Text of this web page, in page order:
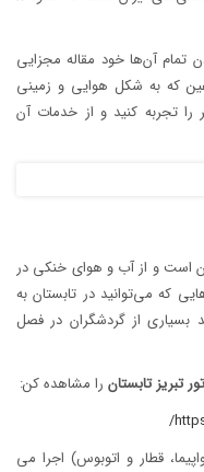
تمام آن‌ها خود مقاله مجزایی
که به شکل هوایی و زمینی
تجربه کنید و از خدمات آن
است و از آب و هوای خنکی در
که می‌توانید در تابستان به
بسیاری از گردشگران در فصل
تور تبریز تابستان را مشاهده کن:
قطار و اتوبوس) اجرا می